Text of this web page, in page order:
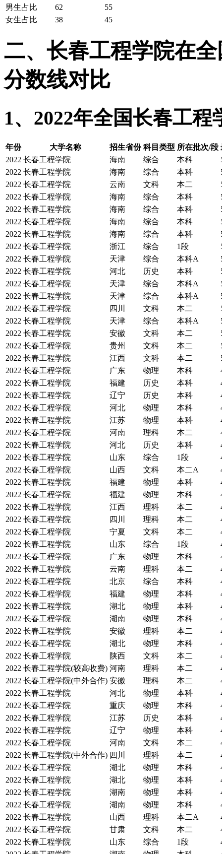
男生占比 62
55
女生占比
38 45
二、长春工程学院在
分数线对比
1、2022年全国长春工
年份 大学名称 招生省份 科目类型 所在批次/段
2022 长春工程学院 海南 综合 本科
2022 长春工程学院 海南 综合 本科
2022 长春工程学院 云南 文科 本二
2022 长春工程学院 海南 综合 本科
2022 长春工程学院 海南 综合 本科
2022 长春工程学院 海南 综合 本科
2022 长春工程学院 海南 综合 本科
2022 长春工程学院 浙江 综合 1段
2022 长春工程学院 天津 综合 本科A
2022 长春工程学院 河北 历史 本科
2022 长春工程学院 天津 综合 本科A
2022 长春工程学院 天津 综合 本科A
2022 长春工程学院 四川 文科 本二
2022 长春工程学院 天津 综合 本科A
2022 长春工程学院 安徽 文科 本二
2022 长春工程学院 贵州 文科 本二
2022 长春工程学院 江西 文科 本二
2022 长春工程学院 广东 物理 本科
2022 长春工程学院 福建 历史 本科
2022 长春工程学院 辽宁 历史 本科
2022 长春工程学院 河北 物理 本科
2022 长春工程学院 江苏 物理 本科
2022 长春工程学院 河南 理科 本二
2022 长春工程学院 河北 历史 本科
2022 长春工程学院 山东 综合 1段
2022 长春工程学院 山西 文科 本二A
2022 长春工程学院 福建 物理 本科
2022 长春工程学院 福建 物理 本科
2022 长春工程学院 江西 理科 本二
2022 长春工程学院 四川 理科 本二
2022 长春工程学院 宁夏 文科 本二
2022 长春工程学院 山东 综合 1段
2022 长春工程学院 广东 物理 本科
2022 长春工程学院 云南 理科 本二
2022 长春工程学院 北京 综合 本科
2022 长春工程学院 福建 物理 本科
2022 长春工程学院 湖北 物理 本科
2022 长春工程学院 湖南 物理 本科
2022 长春工程学院 安徽 理科 本二
2022 长春工程学院 湖北 物理 本科
2022 长春工程学院 陕西 文科 本二
2022 长春工程学院(较高收费) 河南 理科 本二
2022 长春工程学院(中外合作) 安徽 理科 本二
2022 长春工程学院 河北 物理 本科
2022 长春工程学院 重庆 物理 本科
2022 长春工程学院 江苏 历史 本科
2022 长春工程学院 辽宁 物理 本科
2022 长春工程学院 河南 文科 本二
2022 长春工程学院(中外合作) 四川 理科 本二
2022 长春工程学院 湖北 物理 本科
2022 长春工程学院 湖北 物理 本科
2022 长春工程学院 湖南 物理 本科
2022 长春工程学院 湖南 物理 本科
2022 长春工程学院 山西 理科 本二A
2022 长春工程学院 甘肃 文科 本二
2022 长春工程学院 山东 综合 1段